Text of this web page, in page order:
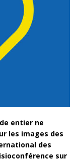
entier ne
les images des
des
sur